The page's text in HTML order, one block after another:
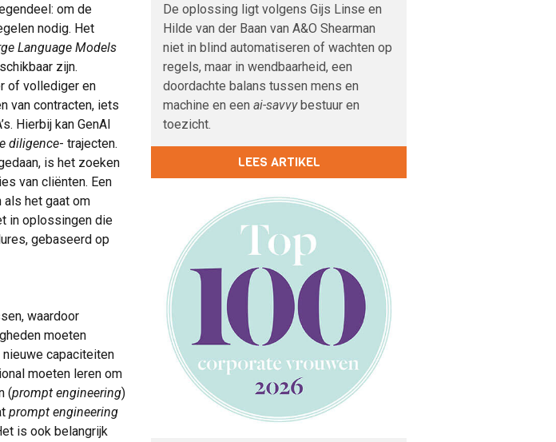
om de
nodig. Het
Language Models
zijn.
of vollediger en
van contracten, iets
Hierbij kan GenAI
diligence- trajecten.
is het zoeken
van cliënten. Een
als het gaat om
in oplossingen die
gebaseerd op
waardoor
moeten
nieuwe capaciteiten
moeten leren om
(prompt engineering)
prompt engineering
is ook belangrijk
De oplossing ligt volgens Gijs Linse en
Hilde van der Baan van A&O Shearman
niet in blind automatiseren of wachten op
regels, maar in wendbaarheid, een
doordachte balans tussen mens en
machine en een ai-savvybestuur en
toezicht.
LEES ARTIKEL